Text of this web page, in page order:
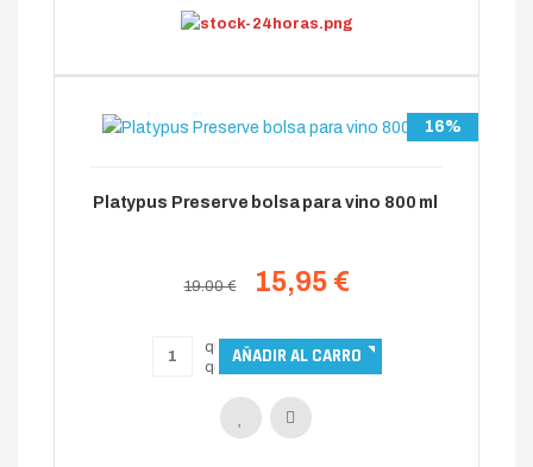
16%
Platypus Preserve bolsa para vino 800 ml
19.00 € 15,95 €